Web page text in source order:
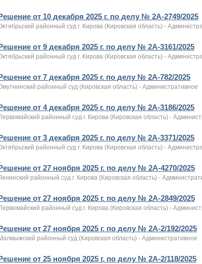
от 10 декабря 2025 г. по делу № 2А-2749/2025
районный суд г. Кирова (Кировская область) -
от 9 декабря 2025 г. по делу № 2А-3161/2025
районный суд г. Кирова (Кировская область) -
от 7 декабря 2025 г. по делу № 2А-782/2025
районный суд (Кировская область) - Административное
от 4 декабря 2025 г. по делу № 2А-3186/2025
районный суд г. Кирова (Кировская область) -
от 3 декабря 2025 г. по делу № 2А-3371/2025
районный суд г. Кирова (Кировская область) -
от 27 ноября 2025 г. по делу № 2А-4270/2025
районный суд г. Кирова (Кировская область) -
от 27 ноября 2025 г. по делу № 2А-2849/2025
районный суд г. Кирова (Кировская область) -
от 27 ноября 2025 г. по делу № 2А-2/192/2025
районный суд (Кировская область) - Административное
от 25 ноября 2025 г. по делу № 2А-2/118/2025